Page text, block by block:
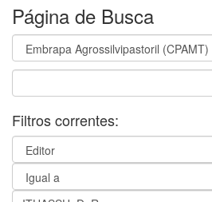
Página de Busca
Filtros correntes: